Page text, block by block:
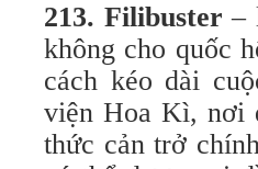
213. Filibuster –
không cho quốc
cách kéo dài
viện Hoa Kì, nơi
thức cản trở